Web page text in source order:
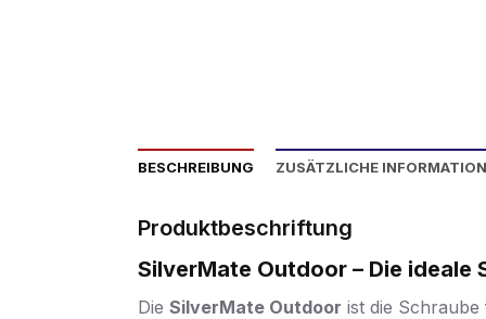
BESCHREIBUNG ZUSÄTZLICHE
Produktbeschriftung
SilverMate Outdoor – Die
Die SilverMate Outdoor ist die